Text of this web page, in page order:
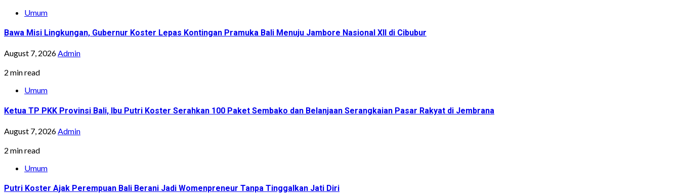
Umum
Bawa Misi Lingkungan, Gubernur Koster Lepas Kontingan Pramuka Bali Menuju Jambore Nasional XII di Cibubur
August 7, 2026Admin
2 min read
Umum
Ketua TP PKK Provinsi Bali, Ibu Putri Koster Serahkan 100 Paket Sembako dan Belanjaan Serangkaian Pasar Rakyat di Jembrana
August 7, 2026Admin
2 min read
Umum
Putri Koster Ajak Perempuan Bali Berani Jadi Womenpreneur Tanpa Tinggalkan Jati Diri